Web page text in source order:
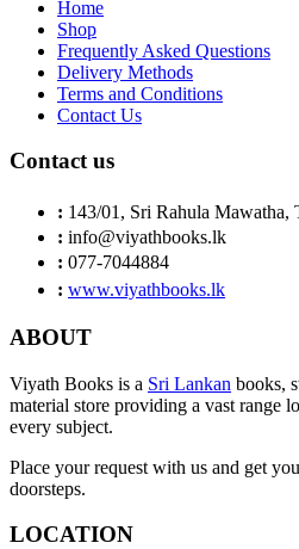
Home
Shop
Frequently Asked Questions
Delivery Methods
Terms and Conditions
Contact Us
Contact us
: 143/01, Sri Rahula
: info@viyathbooks.lk
: 077-7044884
: www.viyathbooks.lk
ABOUT
Viyath Books is a Sri Lankan books,
material store providing a vast range
every subject.
Place your request with us and get
doorsteps.
LOCATION